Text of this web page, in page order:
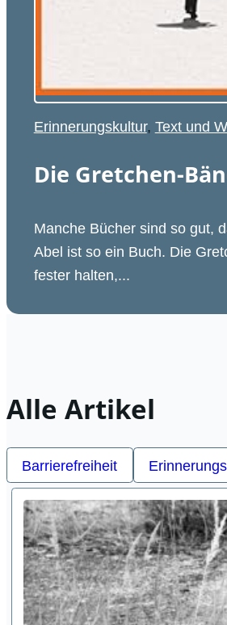
Erinnerungskultur, Text und
Die Gretchen-
Manche Bücher sind so gut,
Abel ist so ein Buch. Die
fester halten,...
Alle Artikel
Barrierefreiheit